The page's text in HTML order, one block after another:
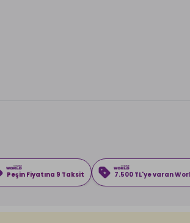
Peşin Fiyatına 9 Taksit 7.500 TL'ye varan